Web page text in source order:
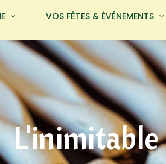
VOS FÊTES & ÉVÉNEMENTS